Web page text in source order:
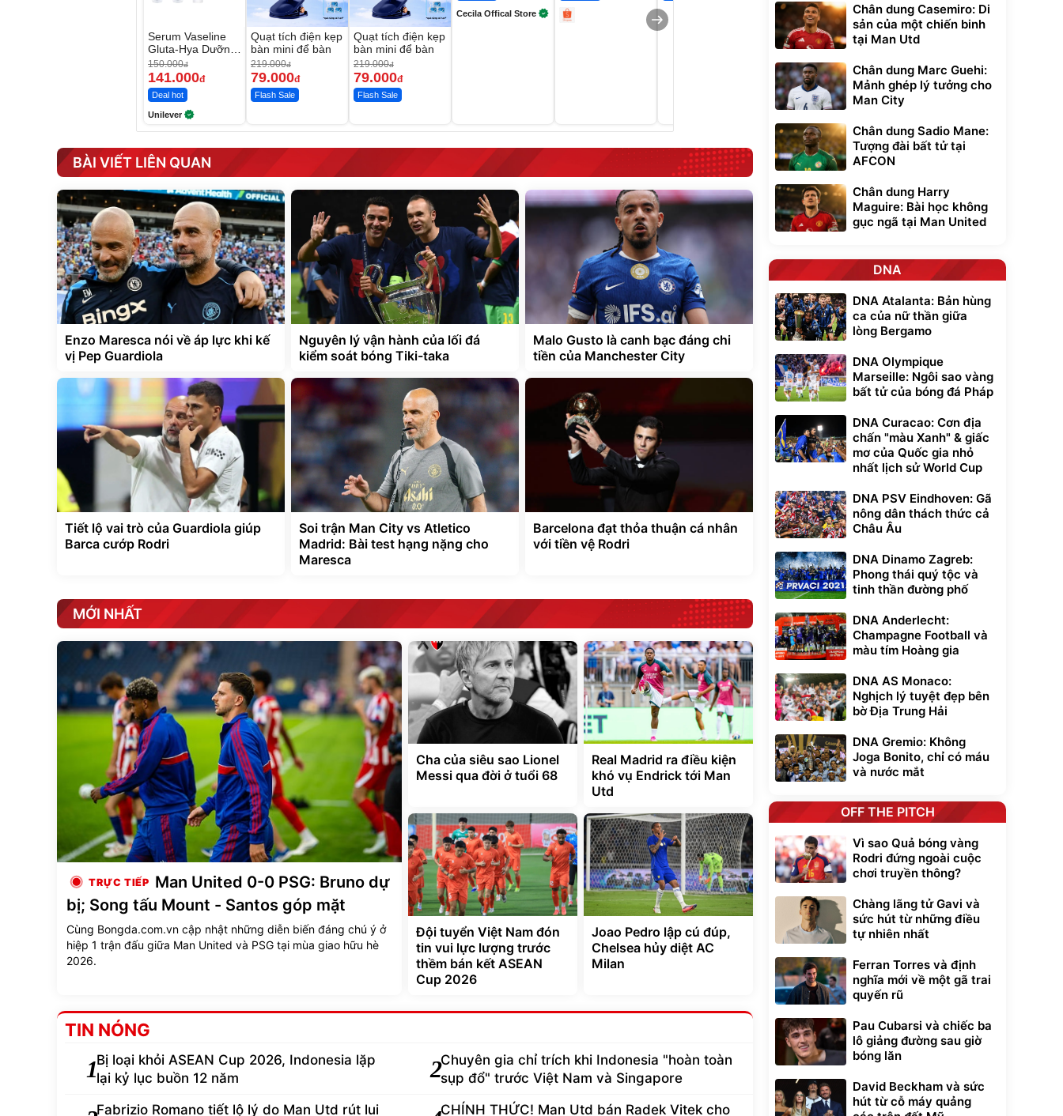
Serum Vaseline
Gluta-Hya Dưỡng
Da Sáng Mịn Sau
7 Ngày
150.000đ
141.000đ
Deal hot
Unilever
Quạt tích điện kẹp
bàn mini để bàn
219.000đ
79.000đ
Flash Sale
Quạt tích điện kẹp
bàn mini để bàn
219.000đ
79.000đ
Flash Sale
Cecila Offical Store
Lót ghế ôtô, nâng
lưng chống nóng
trong di chuyển
295.000đ
Đã bán nhiều
BÀI VIẾT LIÊN QUAN
Enzo Maresca nói về áp lực khi kế
vị Pep Guardiola
Nguyên lý vận hành của lối đá
kiểm soát bóng Tiki-taka
Malo Gusto là canh bạc đáng chi
tiền của Manchester City
Tiết lộ vai trò của Guardiola giúp
Barca cướp Rodri
Soi trận Man City vs Atletico
Madrid: Bài test hạng nặng cho
Maresca
Barcelona đạt thỏa thuận cá nhân
với tiền vệ Rodri
MỚI NHẤT
Man United 0-0 PSG: Bruno dự
bị; Song tấu Mount - Santos góp mặt
Cùng Bongda.com.vn cập nhật những diễn biến đáng chú ý ở
hiệp 1 trận đấu giữa Man United và PSG tại mùa giao hữu hè
2026.
Cha của siêu sao Lionel
Messi qua đời ở tuổi 68
Real Madrid ra điều kiện
khó vụ Endrick tới Man
Utd
Đội tuyển Việt Nam đón
tin vui lực lượng trước
thềm bán kết ASEAN
Cup 2026
Joao Pedro lập cú đúp,
Chelsea hủy diệt AC
Milan
TIN NÓNG
1Bị loại khỏi ASEAN Cup 2026, Indonesia lặp
lại kỷ lục buồn 12 năm
2Chuyên gia chỉ trích khi Indonesia "hoàn toàn
sụp đổ" trước Việt Nam và Singapore
Fabrizio Romano tiết lộ lý do Man Utd rút lui CHÍNH THỨC! Man Utd bán Radek Vitek cho
Chân dung Casemiro: Di
sản của một chiến binh
tại Man Utd
Chân dung Marc Guehi:
Mảnh ghép lý tưởng cho
Man City
Chân dung Sadio Mane:
Tượng đài bất tử tại
AFCON
Chân dung Harry
Maguire: Bài học không
gục ngã tại Man United
DNA
DNA Atalanta: Bản hùng
ca của nữ thần giữa
lòng Bergamo
DNA Olympique
Marseille: Ngôi sao vàng
bất tử của bóng đá Pháp
DNA Curacao: Cơn địa
chấn "màu Xanh" & giấc
mơ của Quốc gia nhỏ
nhất lịch sử World Cup
DNA PSV Eindhoven: Gã
nông dân thách thức cả
Châu Âu
DNA Dinamo Zagreb:
Phong thái quý tộc và
tinh thần đường phố
DNA Anderlecht:
Champagne Football và
màu tím Hoàng gia
DNA AS Monaco:
Nghịch lý tuyệt đẹp bên
bờ Địa Trung Hải
DNA Gremio: Không
Joga Bonito, chỉ có máu
và nước mắt
OFF THE PITCH
Vì sao Quả bóng vàng
Rodri đứng ngoài cuộc
chơi truyền thông?
Chàng lãng tử Gavi và
sức hút từ những điều
tự nhiên nhất
Ferran Torres và định
nghĩa mới về một gã trai
quyến rũ
Pau Cubarsi và chiếc ba
lô giảng đường sau giờ
bóng lăn
David Beckham và sức
hút từ cỗ máy quảng